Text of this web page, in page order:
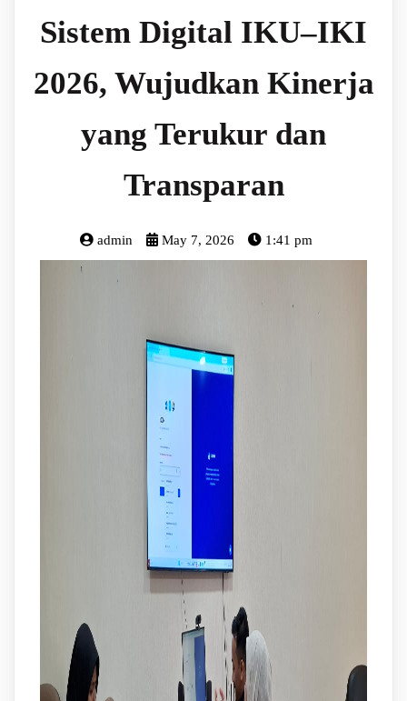
Sistem Digital IKU–IKI
2026, Wujudkan Kinerja
yang Terukur dan
Transparan
admin May 7, 2026 1:41 pm